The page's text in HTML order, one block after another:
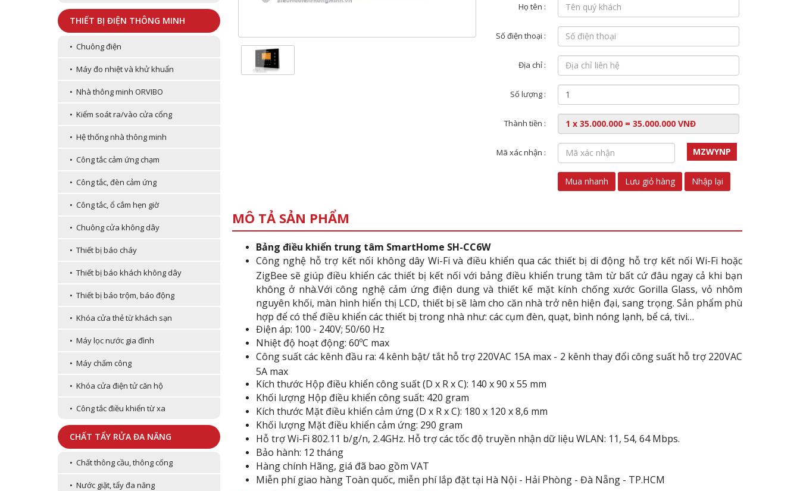
THIẾT BỊ ĐIỆN THÔNG MINH
• Chuông điện
• Máy đo nhiệt và khử khuẩn
• Nhà thông minh ORVIBO
• Kiểm soát ra/vào cửa cổng
• Hệ thống nhà thông minh
• Công tắc cảm ứng chạm
• Công tắc, đèn cảm ứng
• Công tắc, ổ cắm hẹn giờ
• Chuông cửa không dây
• Thiết bị báo cháy
• Thiết bị báo khách không dây
• Thiết bị báo trộm, báo động
• Khóa cửa thẻ từ khách sạn
• Máy lọc nước gia đình
• Máy chấm công
• Khóa cửa điện tử căn hộ
• Công tắc điều khiển từ xa
CHẤT TẨY RỬA ĐA NĂNG
• Chất thông cầu, thông cống
• Nước giặt, tẩy đa năng
Họ tên :
Số điện thoại :
Địa chỉ :
Số lượng :
Thành tiền :
Mã xác nhận : MZWYNP
Mua nhanh Lưu giỏ hàng Nhập lại
MÔ TẢ SẢN PHẨM
Bảng điều khiển trung tâm SmartHome SH-CC6W
Công nghệ hỗ trợ kết nối không dây Wi-Fi và điều khiển qua các thiết bị di động hỗ trợ kết nối Wi-Fi hoặc
ZigBee sẽ giúp điều khiển các thiết bị kết nối với bảng điều khiển trung tâm từ bất cứ đâu ngay cả khi bạn
không ở nhà.Với công nghệ cảm ứng điện dung và thiết kế mặt kính chống xước Gorilla Glass, vỏ nhôm
nguyên khối, màn hình hiển thị LCD, thiết bị sẽ làm cho căn nhà trở nên hiện đại, sang trọng. Sản phẩm phù
hợp để có thể điều khiển các thiết bị trong nhà như: các cụm đèn, quạt, bình nóng lạnh, bể cá, tivi…
Điện áp: 100 - 240V; 50/60 Hz
Nhiệt độ hoạt động: 60ºC max
Công suất các kênh đầu ra: 4 kênh bật/ tắt hỗ trợ 220VAC 15A max - 2 kênh thay đổi công suất hỗ trợ 220VAC
5A max
Kích thước Hộp điều khiển công suất (D x R x C): 140 x 90 x 55 mm
Khối lượng Hộp điều khiển công suất: 420 gram
Kích thước Mặt điều khiển cảm ứng (D x R x C): 180 x 120 x 8,6 mm
Khối lượng Mặt điều khiển cảm ứng: 290 gram
Hỗ trợ Wi-Fi 802.11 b/g/n, 2.4GHz. Hỗ trợ các tốc độ truyền nhận dữ liệu WLAN: 11, 54, 64 Mbps.
Bảo hành: 12 tháng
Hàng chính Hãng, giá đã bao gồm VAT
Miễn phí giao hàng Toàn quốc, miễn phí lắp đặt tại Hà Nội - Hải Phòng - Đà Nẵng - TP.HCM